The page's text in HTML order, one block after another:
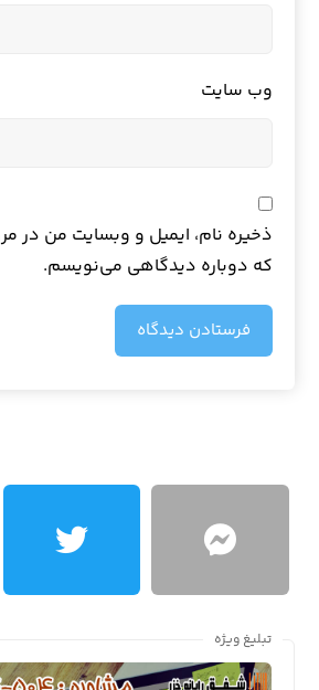
وب‌ سایت
ذخیره نام، ایمیل و وبسایت من در
که دوباره دیدگاهی می‌نویسم.
فرستادن دیدگاه
تبلیغ ویژه